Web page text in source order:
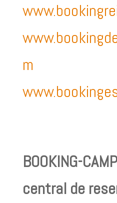
m
BOOKING-
central de